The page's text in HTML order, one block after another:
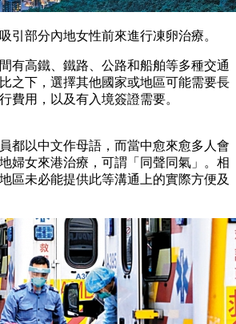
引部分內地女性前來進行凍卵治療。
有高鐵、鐵路、公路和船舶等多種交通
之下，選擇其他國家或地區可能需要長
費用，以及有入境簽證需要。
都以中文作母語，而當中愈來愈多人會
婦女來港治療，可謂「同聲同氣」。相
區未必能提供此等溝通上的實際方便及